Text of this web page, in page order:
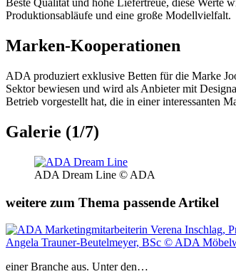
Beste Qualität und hohe Liefertreue, diese Werte
Produktionsabläufe und eine große Modellvielfalt.
Marken-Kooperationen
ADA produziert exklusive Betten für die Marke
Sektor bewiesen und wird als Anbieter mit
Betrieb vorgestellt hat, die in einer interessanten
Galerie (1/7)
ADA Dream Line © ADA
weitere zum Thema passende Artikel
einer Branche aus. Unter den…